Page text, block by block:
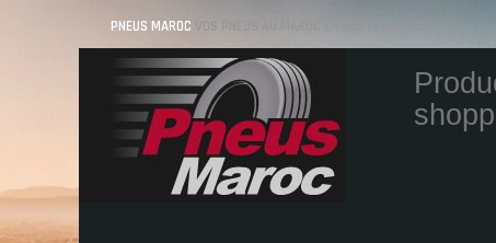
PNEUS MAROC VOS PNEUS AU MAROC LIVRÉS ET MONTÉS